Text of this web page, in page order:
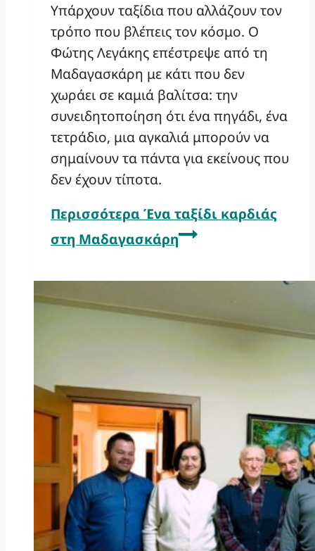
Υπάρχουν ταξίδια που αλλάζουν τον
τρόπο που βλέπεις τον κόσμο. Ο
Φώτης Λεγάκης επέστρεψε από τη
Μαδαγασκάρη με κάτι που δεν
χωράει σε καμιά βαλίτσα: την
συνειδητοποίηση ότι ένα πηγάδι, ένα
τετράδιο, μια αγκαλιά μπορούν να
σημαίνουν τα πάντα για εκείνους που
δεν έχουν τίποτα.
Περισσότερα Ένα ταξίδι καρδιάς
στη Μαδαγασκάρη